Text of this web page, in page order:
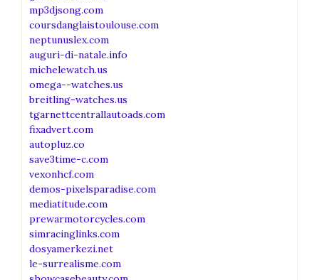
mp3djsong.com
coursdanglaistoulouse.com
neptunuslex.com
auguri-di-natale.info
michelewatch.us
omega--watches.us
breitling-watches.us
tgarnettcentrallautoads.com
fixadvert.com
autopluz.co
save3time-c.com
vexonhcf.com
demos-pixelsparadise.com
mediatitude.com
prewarmotorcycles.com
simracinglinks.com
dosyamerkezi.net
le-surrealisme.com